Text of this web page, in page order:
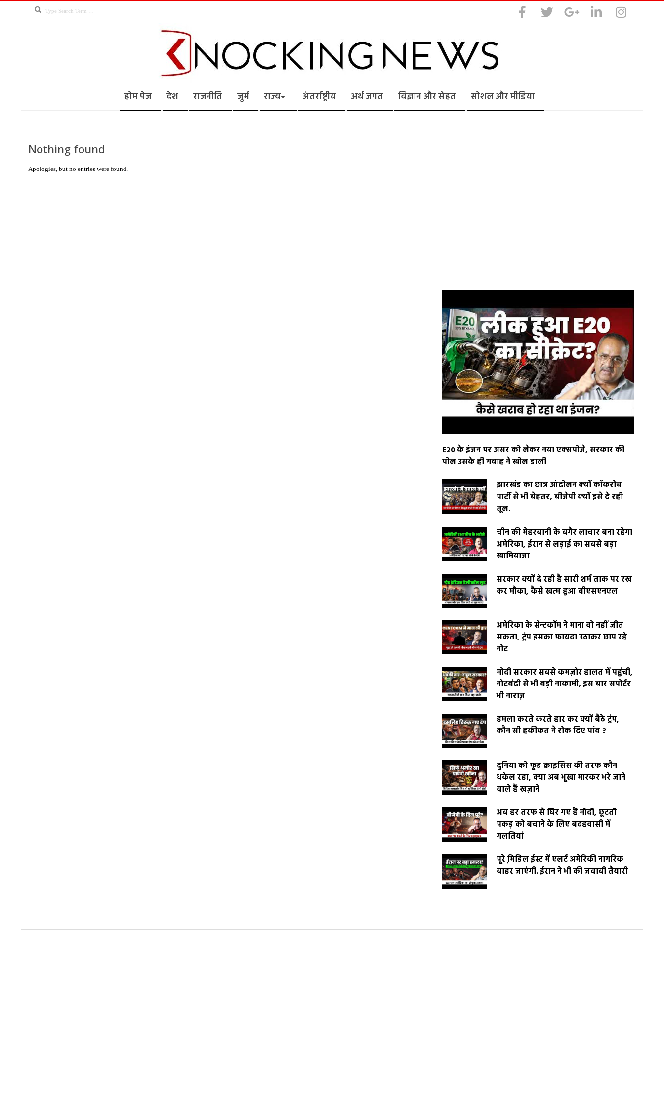
Search
Knocking
होम पेज देश राजनीति जुर्म राज्य अंतर्राष्ट्रीय अर्थ जगत विज्ञान और सेहत सोशल और मीडिया
Nothing found
Apologies, but no entries were found.
E20 के इंजन पर असर को लेकर नया एक्सपोजे, सरकार की
पोल उसके ही गवाह ने खोल डाली
झारखंड का छात्र आंदोलन क्यों कॉकरोच
पार्टी से भी बेहतर, बीजेपी क्यों इसे दे रही
तूल.
चीन की मेहरबानी के बगैर लाचार बना रहेगा
अमेरिका, ईरान से लड़ाई का सबसे बड़ा
खामियाजा
सरकार क्यों दे रही है सारी शर्म ताक पर रख
कर मौका, कैसे खत्म हुआ बीएसएनएल
अमेरिका के सेन्टकॉम ने माना वो नहीं जीत
सकता, ट्रंप इसका फायदा उठाकर छाप रहे
नोट
मोदी सरकार सबसे कमज़ोर हालत में पहुंची,
नोटबंदी से भी बड़ी नाकामी, इस बार सपोर्टर
भी नाराज़
हमला करते करते हार कर क्यों बैठे ट्रंप,
कौन सी हकीकत ने रोक दिए पांव ?
दुनिया को फूड क्राइसिस की तरफ कौन
धकेल रहा, क्या अब भूखा मारकर भरे जाने
वाले हैं खज़ाने
अब हर तरफ से घिर गए हैं मोदी, छूटती
पकड़ को बचाने के लिए बदहवासी में
गलतियां
पूरे मि़डिल ईस्ट में एलर्ट अमेरिकी नागरिक
बाहर जाएंगी. ईरान ने भी की जवाबी तैयारी